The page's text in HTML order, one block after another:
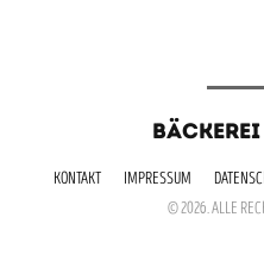
KONTAKT IMPRESSUM
© 2026. ALLE